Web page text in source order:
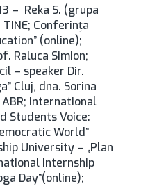
– Reka S. (grupa
TINE; Conferinţa
(online);
Raluca Simion;
– speaker Dir.
Cluj, dna. Sorina
International
Students Voice:
World”
University – „Plan
Internship
Day”(online);